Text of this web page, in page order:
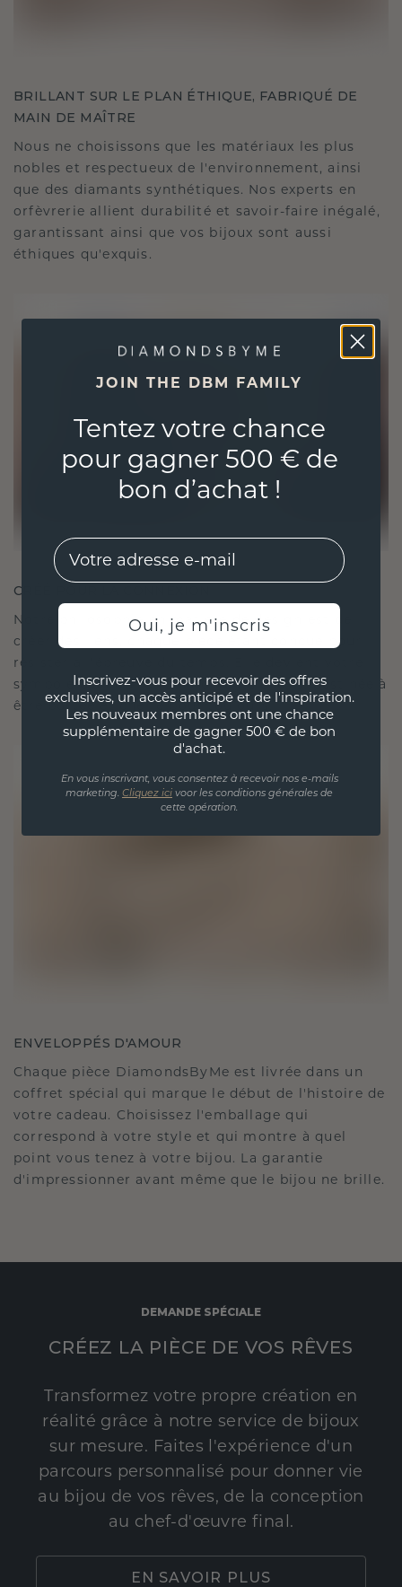
BRILLANT SUR LE PLAN ÉTHIQUE, FABRIQUÉ DE
MAIN DE MAÎTRE
Nous ne choisissons que les matériaux les plus
nobles et respectueux de l'environnement, ainsi
que des diamants synthétiques. Nos experts en
orfèvrerie allient durabilité et savoir-faire inégalé,
garantissant ainsi que vos bijoux sont aussi
éthiques qu'exquis.
CRÉÉ POUR LA CONNEXION
Notre philosophie en matière de design est de
créer des liens, chaque pièce étant conçue pour
résister à l'épreuve du temps. Elle devient votre
symbole d'amour et de moments chéris, destinée à
être portée et chérie pour toujours.
ENVELOPPÉS D'AMOUR
Chaque pièce DiamondsByMe est livrée dans un
coffret spécial qui marque le début de l'histoire de
votre cadeau. Choisissez l'emballage qui
correspond à votre style et qui montre à quel
point vous tenez à votre bijou. La garantie
d'impressionner avant même que le bijou ne brille.
DEMANDE SPÉCIALE
CRÉEZ LA PIÈCE DE VOS RÊVES
Transformez votre propre création en
réalité grâce à notre service de bijoux
sur mesure. Faites l'expérience d'un
parcours personnalisé pour donner vie
au bijou de vos rêves, de la conception
au chef-d'œuvre final.
EN SAVOIR PLUS
JOIN THE DBM FAMILY
Tentez votre chance
pour gagner 500 € de
bon d’achat !
EMail
Oui, je m'inscris
Inscrivez-vous pour recevoir des offres
exclusives, un accès anticipé et de l'inspiration.
Les nouveaux membres ont une chance
supplémentaire de gagner 500 € de bon
d'achat.
En vous inscrivant, vous consentez à recevoir nos e-mails
marketing. Cliquez ici voor les conditions générales de
cette opération.